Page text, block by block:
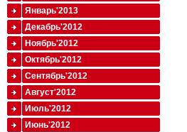
Январь'2013
Декабрь'2012
Ноябрь'2012
Октябрь'2012
Сентябрь'2012
Август'2012
Июль'2012
Июнь'2012